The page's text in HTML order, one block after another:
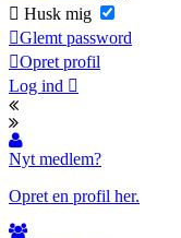
Husk mig
Glemt password
Opret profil
Log ind
Nyt medlem?
Opret en profil her.